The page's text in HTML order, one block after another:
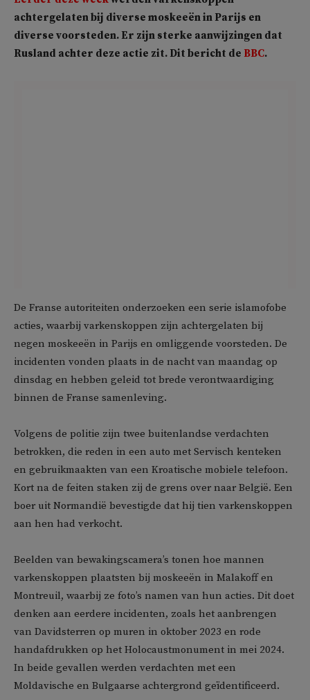
achtergelaten bij diverse moskeeën in Parijs en
diverse voorsteden. Er zijn sterke aanwijzingen dat
Rusland achter deze actie zit. Dit bericht de BBC.
De Franse autoriteiten onderzoeken een serie islamofobe
acties, waarbij varkenskoppen zijn achtergelaten bij
negen moskeeën in Parijs en omliggende voorsteden. De
incidenten vonden plaats in de nacht van maandag op
dinsdag en hebben geleid tot brede verontwaardiging
binnen de Franse samenleving.
Volgens de politie zijn twee buitenlandse verdachten
betrokken, die reden in een auto met Servisch kenteken
en gebruikmaakten van een Kroatische mobiele telefoon.
Kort na de feiten staken zij de grens over naar België. Een
boer uit Normandië bevestigde dat hij tien varkenskoppen
aan hen had verkocht.
Beelden van bewakingscamera’s tonen hoe mannen
varkenskoppen plaatsten bij moskeeën in Malakoff en
Montreuil, waarbij ze foto’s namen van hun acties. Dit doet
denken aan eerdere incidenten, zoals het aanbrengen
van Davidsterren op muren in oktober 2023 en rode
handafdrukken op het Holocaustmonument in mei 2024.
In beide gevallen werden verdachten met een
Moldavische en Bulgaarse achtergrond geïdentificeerd.